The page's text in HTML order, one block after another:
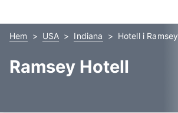
Hem USA Indiana Hotell i Ramsey
Ramsey Hotell